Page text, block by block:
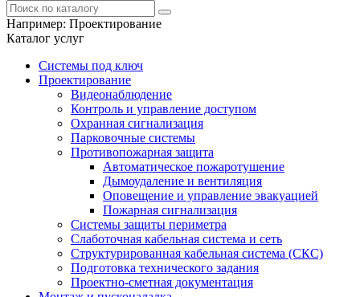
Например: Проектирование
Каталог услуг
Системы под ключ
Проектирование
Видеонаблюдение
Контроль и управление доступом
Охранная сигнализация
Парковочные системы
Противопожарная защита
Автоматическое пожаротушение
Дымоудаление и вентиляция
Оповещение и управление эвакуацией
Пожарная сигнализация
Системы защиты периметра
Слаботочная кабельная система и сеть
Структурированная кабельная система (СКС)
Подготовка технического задания
Проектно-сметная документация